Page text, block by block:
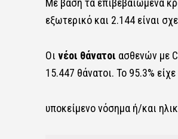
Με βάση τα επιβεβαιωμένα
εξωτερικό και 2.144 είναι
Οι νέοι θάνατοι ασθενών με
15.447 θάνατοι. Το 95.3% είχε
υποκείμενο νόσημα ή/και